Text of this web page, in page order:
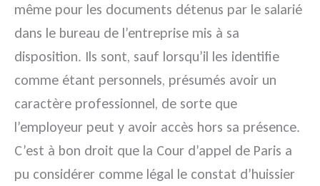
même pour les documents détenus par le salarié
dans le bureau de l’entreprise mis à sa
disposition. Ils sont, sauf lorsqu’il les identifie
comme étant personnels, présumés avoir un
caractère professionnel, de sorte que
l’employeur peut y avoir accès hors sa présence.
C’est à bon droit que la Cour d’appel de Paris a
pu considérer comme légal le constat d’huissier